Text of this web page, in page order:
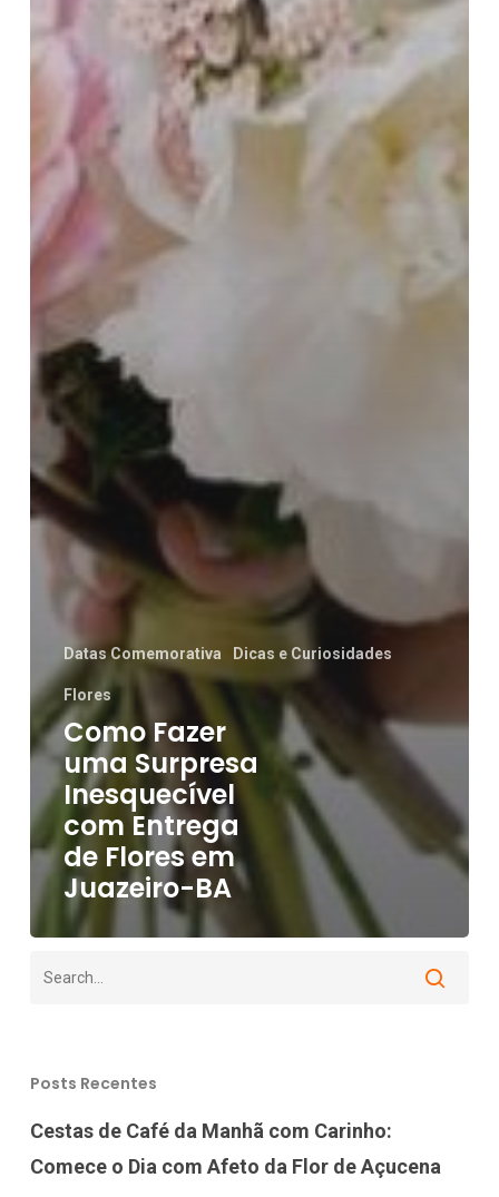
Datas Comemorativa Dicas e Curiosidades
Flores
Como Fazer
uma Surpresa
Inesquecível
com Entrega
de Flores em
Juazeiro-BA
Posts Recentes
Cestas de Café da Manhã com Carinho:
Comece o Dia com Afeto da Flor de Açucena